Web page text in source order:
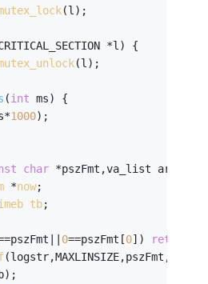
(l);
*l)
{
(l);
(int ms)
{
1000);
char *pszFmt,va_list argp)
*now;
tb;
0==pszFmt[0]) return